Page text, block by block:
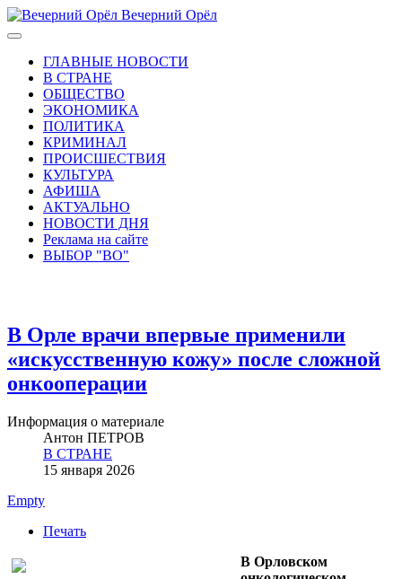
Вечерний Орёл
ГЛАВНЫЕ НОВОСТИ
В СТРАНЕ
ОБЩЕСТВО
ЭКОНОМИКА
ПОЛИТИКА
КРИМИНАЛ
ПРОИСШЕСТВИЯ
КУЛЬТУРА
АФИША
АКТУАЛЬНО
НОВОСТИ ДНЯ
Реклама на сайте
ВЫБОР "ВО"
В Орле врачи впервые применили
«искусственную кожу» после сложной
онкооперации
Информация о материале
Антон ПЕТРОВ
В СТРАНЕ
15 января 2026
Empty
Печать
В Орловском